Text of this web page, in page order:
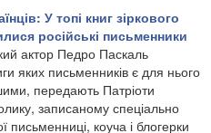
У топі книг зіркового
російські письменники
актор Педро Паскаль
яких письменників є для нього
передають Патріоти
записаному спеціально
письменниці, коуча і блогерки